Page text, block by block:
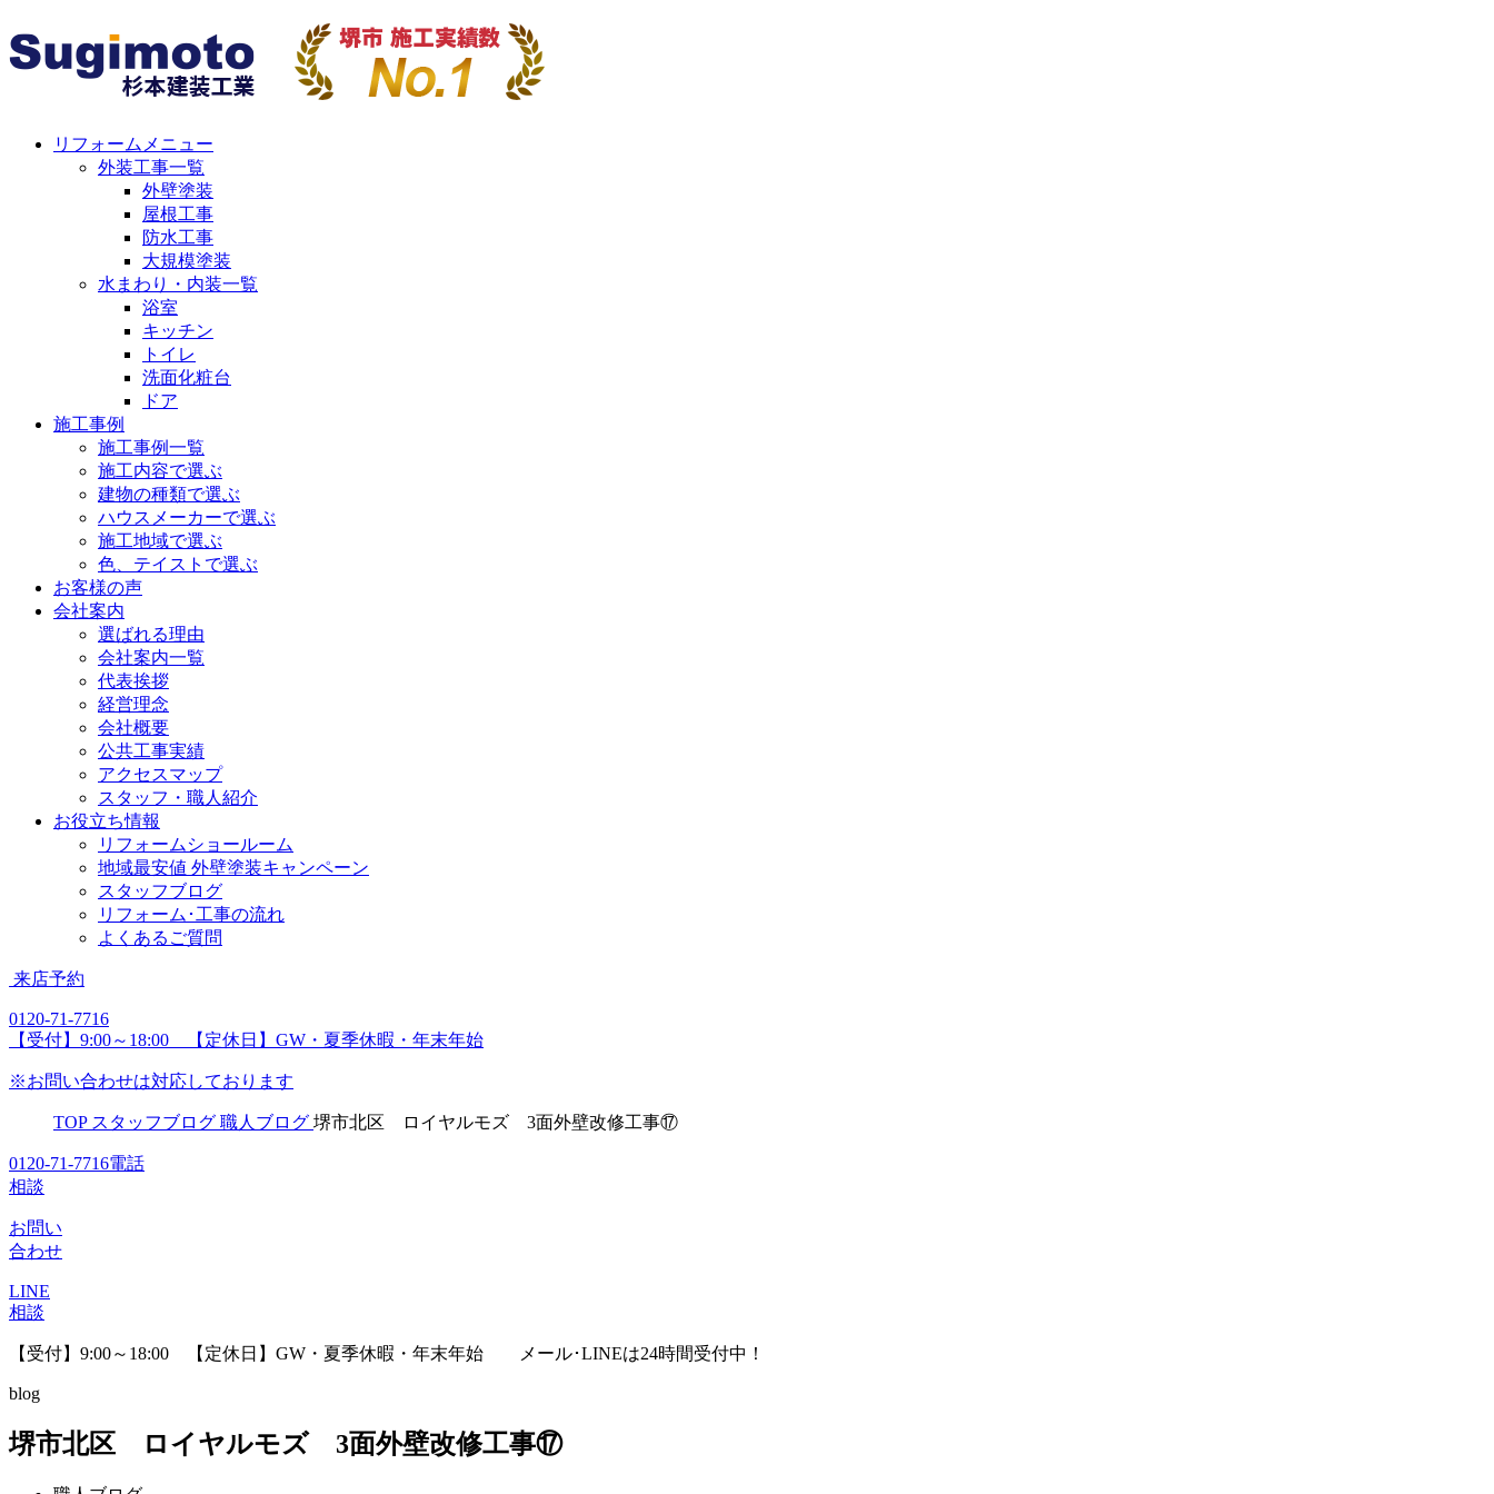
リフォームメニュー
外装工事一覧
外壁塗装
屋根工事
防水工事
大規模塗装
水まわり・内装一覧
浴室
キッチン
トイレ
洗面化粧台
ドア
施工事例
施工事例一覧
施工内容で選ぶ
建物の種類で選ぶ
ハウスメーカーで選ぶ
施工地域で選ぶ
色、テイストで選ぶ
お客様の声
会社案内
選ばれる理由
会社案内一覧
代表挨拶
経営理念
会社概要
公共工事実績
アクセスマップ
スタッフ・職人紹介
お役立ち情報
リフォームショールーム
地域最安値 外壁塗装キャンペーン
スタッフブログ
リフォーム･工事の流れ
よくあるご質問
来店予約
0120-71-7716
【受付】9:00～18:00 【定休日】GW・夏季休暇・年末年始
※お問い合わせは対応しております
TOP スタッフブログ 職人ブログ 堺市北区 ロイヤルモズ 3面外壁改修工事⑰
0120-71-7716電話
相談
お問い
合わせ
LINE
相談
【受付】9:00～18:00 【定休日】GW・夏季休暇・年末年始 メール･LINEは24時間受付中！
blog
堺市北区 ロイヤルモズ 3面外壁改修工事⑰